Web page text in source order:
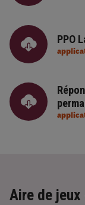
PPO
Aire de